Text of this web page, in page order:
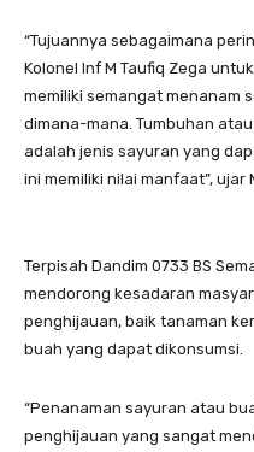
“Tujuannya sebagaimana
Kolonel Inf M Taufiq Zega
memiliki semangat menanam
dimana-mana. Tumbuhan
adalah jenis sayuran yang
ini memiliki nilai manfaat”, ujar
Terpisah Dandim 0733 BS
mendorong kesadaran
penghijauan, baik tanaman
buah yang dapat dikonsumsi.
“Penanaman sayuran atau
penghijauan yang sangat